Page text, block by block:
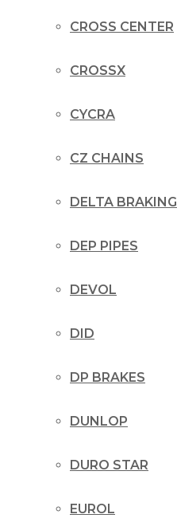
CROSS CENTER
CROSSX
CYCRA
CZ CHAINS
DELTA BRAKING
DEP PIPES
DEVOL
DID
DP BRAKES
DUNLOP
DURO STAR
EUROL